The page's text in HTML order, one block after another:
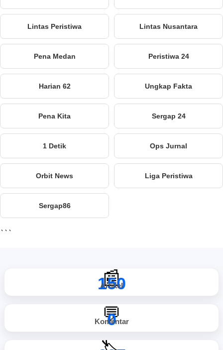
Lintas Peristiwa Lintas Nusantara
Pena Medan Peristiwa 24
Harian 62 Ungkap Fakta
Pena Kita Sergap 24
1 Detik Ops Jurnal
Orbit News Liga Peristiwa
Sergap86
```
📰
150
Artikel
💬
0
Komentar